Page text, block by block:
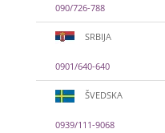
090/726-788
SRBIJA
0901/640-640
ŠVEDSKA
0939/111-9068